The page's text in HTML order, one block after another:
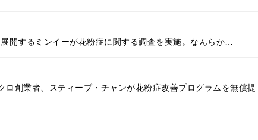
開するミンイーが花粉症に関する調査を実施。なんらか…
ロ創業者、スティーブ・チャンが花粉症改善プログラムを無償提